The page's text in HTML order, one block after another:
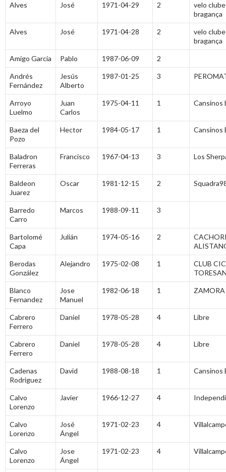
Alves José 1971-04-29 2
velo
bragança
Alves José 1971-04-28 2
velo
bragança
Amigo García Pablo 1987-06-09 2
Andrés
Fernández
Jesús
Alberto
1987-01-25 3
Arroyo
Luelmo
Juan
Carlos
1975-04-11 1 Cansinos
Baeza del
Pozo
Hector 1984-05-17 1 Cansinos
Baladron
Ferreras
Francisco 1967-04-13 3 Los
Baldeon
Juarez
Oscar 1981-12-15 2
Barredo
Carro
Marcos 1988-09-11 3
Bartolomé
Capa
Julián 1974-05-16 2
Berodas
González
Alejandro 1975-02-08 1
CLUB
Blanco
Fernandez
Jose
Manuel
1982-06-18 1 ZAMORA
Cabrero
Ferrero
Daniel 1978-05-28 4 Libre
Cabrero
Ferrero
Daniel 1978-05-28 4 Libre
Cadenas
Rodriguez
David 1988-08-18 1 Cansinos
Calvo
Lorenzo
Javier 1966-12-27 4
Calvo
Lorenzo
José
Ángel
1971-02-23 4
Calvo
Lorenzo
Jose
Ángel
1971-02-23 4